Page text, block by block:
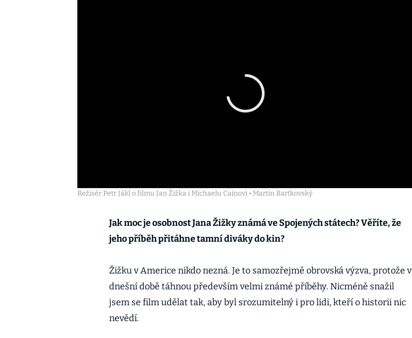
Režisér Petr Jákl o filmu Jan Žižka i Michaelu Cainovi • Martin Bartkovský
Jak moc je osobnost Jana Žižky známá ve Spojených státech? Věříte, že
jeho příběh přitáhne tamní diváky do kin?
Žižku v Americe nikdo nezná. Je to samozřejmě obrovská výzva, protože v
dnešní době táhnou především velmi známé příběhy. Nicméně snažil
jsem se film udělat tak, aby byl srozumitelný i pro lidi, kteří o historii nic
nevědí.